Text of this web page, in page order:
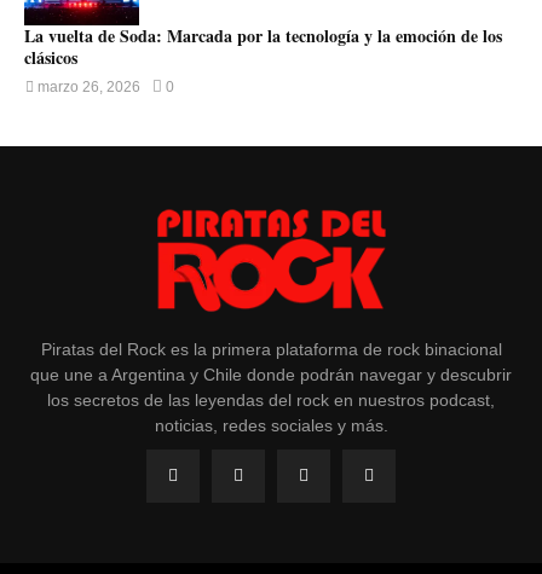
La vuelta de Soda: Marcada por la tecnología y la emoción de los
clásicos
marzo 26, 2026 0
Piratas del Rock es la primera plataforma de rock binacional
que une a Argentina y Chile donde podrán navegar y descubrir
los secretos de las leyendas del rock en nuestros podcast,
noticias, redes sociales y más.